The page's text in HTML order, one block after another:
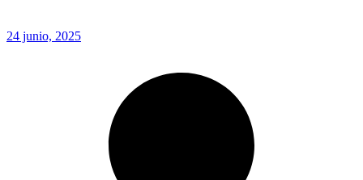
24 junio, 2025